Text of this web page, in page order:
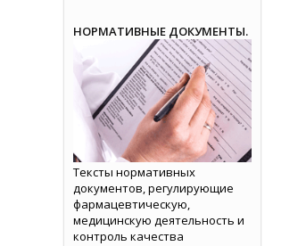
НОРМАТИВНЫЕ ДОКУМЕНТЫ.
Тексты нормативных
документов, регулирующие
фармацевтическую,
медицинскую деятельность и
контроль качества